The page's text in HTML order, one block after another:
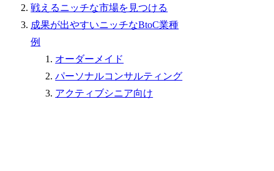
戦えるニッチな市場を見つける
成果が出やすいニッチなBtoC業種
例
オーダーメイド
パーソナルコンサルティング
アクティブシニア向け